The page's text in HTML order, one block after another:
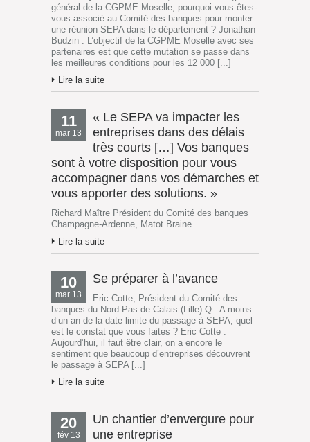
général de la CGPME Moselle, pourquoi vous êtes-
vous associé au Comité des banques pour monter
une réunion SEPA dans le département ? Jonathan
Budzin : L’objectif de la CGPME Moselle avec ses
partenaires est que cette mutation se passe dans
les meilleures conditions pour les 12 000 [...]
Lire la suite
11
mar 13
« Le SEPA va impacter les
entreprises dans des délais
très courts […] Vos banques
sont à votre disposition pour vous
accompagner dans vos démarches et
vous apporter des solutions. »
Richard Maître Président du Comité des banques
Champagne-Ardenne, Matot Braine
Lire la suite
10
mar 13
Se préparer à l’avance
Eric Cotte, Président du Comité des
banques du Nord-Pas de Calais (Lille) Q : A moins
d’un an de la date limite du passage à SEPA, quel
est le constat que vous faites ? Eric Cotte :
Aujourd’hui, il faut être clair, on a encore le
sentiment que beaucoup d’entreprises découvrent
le passage à SEPA [...]
Lire la suite
20
fév 13
Un chantier d’envergure pour
une entreprise